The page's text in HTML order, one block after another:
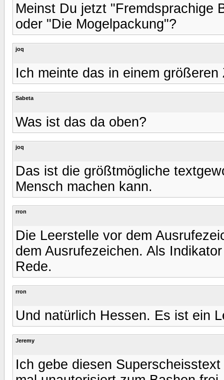
Meinst Du jetzt "Fremdsprachige
oder "Die Mogelpackung"?
joq
Ich meinte das in einem größeren
Sabeta
Was ist das da oben?
joq
Das ist die größtmögliche
Mensch machen kann.
rron
Die Leerstelle vor dem
dem Ausrufezeichen. Als
Rede.
rron
Und natürlich Hessen. Es ist ein
Jeremy
Ich gebe diesen